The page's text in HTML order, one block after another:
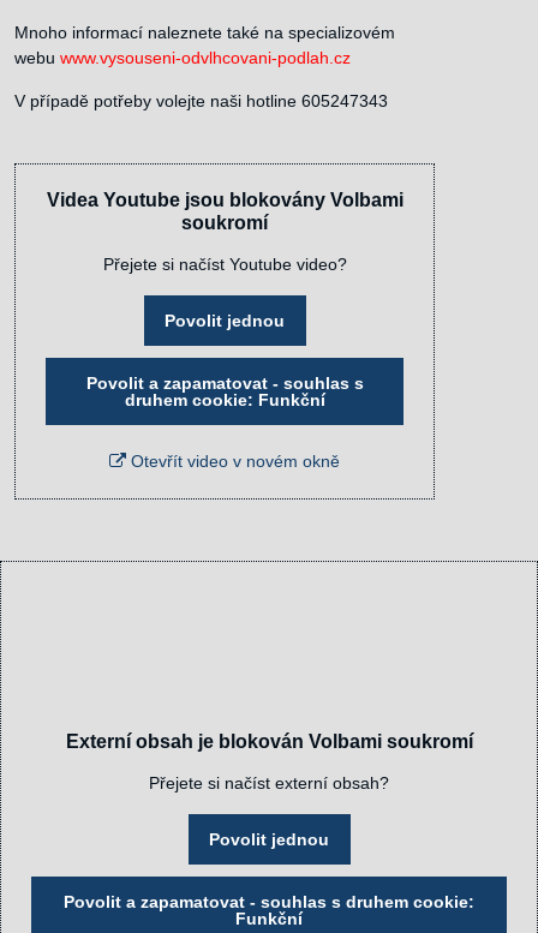
Mnoho informací naleznete také na specializovém
webu www.vysouseni-odvlhcovani-podlah.cz
V případě potřeby volejte naši hotline 605247343
Videa Youtube jsou blokovány Volbami
soukromí
Přejete si načíst Youtube video?
Povolit jednou
Povolit a zapamatovat - souhlas s
druhem cookie: Funkční
Otevřít video v novém okně
Externí obsah je blokován Volbami soukromí
Přejete si načíst externí obsah?
Povolit jednou
Povolit a zapamatovat - souhlas s druhem cookie:
Funkční